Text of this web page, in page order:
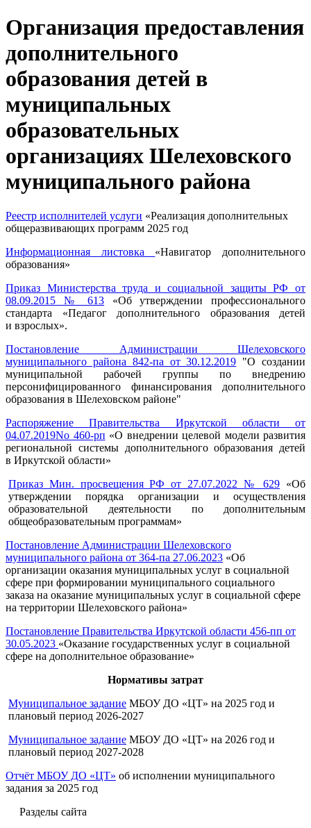
Организация предоставления
дополнительного
образования детей в
муниципальных
образовательных
организациях Шелеховского
муниципального района
Реестр исполнителей услуги «Реализация дополнительных
общеразвивающих программ 2025 год
Информационная листовка «Навигатор дополнительного
образования»
Приказ Министерства труда и социальной защиты РФ от
08.09.2015 № 613 «Об утверждении профессионального
стандарта «Педагог дополнительного образования детей
и взрослых».
Постановление Администрации Шелеховского
муниципального района 842-па от 30.12.2019 "О создании
муниципальной рабочей группы по внедрению
персонифицированного финансирования дополнительного
образования в Шелеховском районе"
Распоряжение Правительства Иркутской области от
04.07.2019No 460-рп «О внедрении целевой модели развития
региональной системы дополнительного образования детей
в Иркутской области»
Приказ Мин. просвещения РФ от 27.07.2022 № 629 «Об
утверждении порядка организации и осуществления
образовательной деятельности по дополнительным
общеобразовательным программам»
Постановление Администрации Шелеховского
муниципального района от 364-па 27.06.2023 «Об
организации оказания муниципальных услуг в социальной
сфере при формировании муниципального социального
заказа на оказание муниципальных услуг в социальной сфере
на территории Шелеховского района»
Постановление Правительства Иркутской области 456-пп от
30.05.2023 «Оказание государственных услуг в социальной
сфере на дополнительное образование»
Нормативы затрат
Муниципальное задание МБОУ ДО «ЦТ» на 2025 год и
плановый период 2026-2027
Муниципальное задание МБОУ ДО «ЦТ» на 2026 год и
плановый период 2027-2028
Отчёт МБОУ ДО «ЦТ» об исполнении муниципального
задания за 2025 год
Разделы сайта